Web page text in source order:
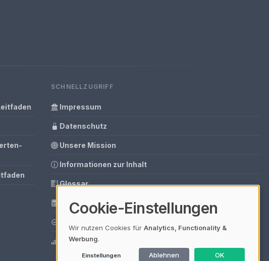
SCHNELLZUGRIFF
Impressum
Datenschutz
Unsere Mission
Informationen zur Inhalt
Glossar
Tools
Media Daten
Cookie-Einstellungen
Wir nutzen Cookies für Analytics, Functionality &
Werbung.
Einstellungen Ablehnen OK